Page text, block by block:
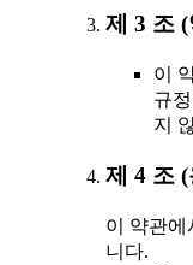
제 3 조
이
규
지
제 4 조
이 약관에
니다.